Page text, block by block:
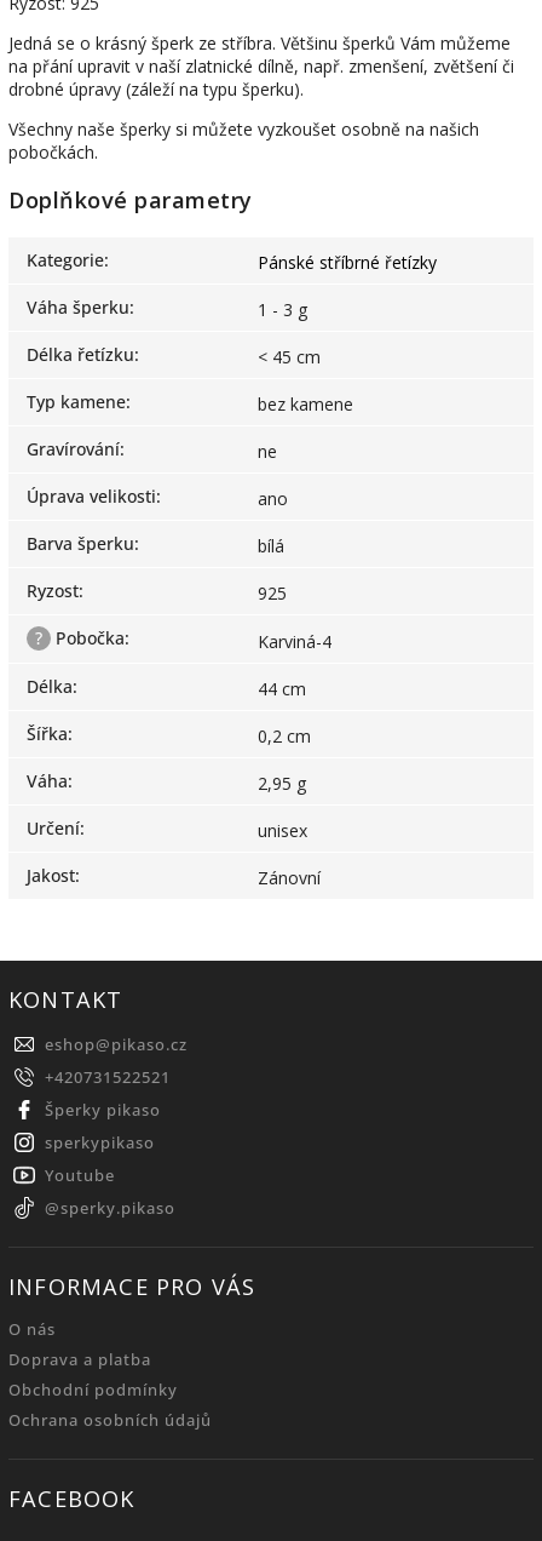
Jedná se o krásný šperk ze stříbra. Většinu šperků Vám můžeme
na přání upravit v naší zlatnické dílně, např. zmenšení, zvětšení či
drobné úpravy (záleží na typu šperku).
Všechny naše šperky si můžete vyzkoušet osobně na našich
pobočkách.
Doplňkové parametry
Kategorie:
Pánské stříbrné řetízky
Váha šperku:
1 - 3 g
Délka řetízku:
< 45 cm
Typ kamene:
bez kamene
Gravírování:
ne
Úprava velikosti:
ano
Barva šperku:
bílá
Ryzost:
925
?
Pobočka:
Karviná-4
Délka:
44 cm
Šířka:
0,2 cm
Váha:
2,95 g
Určení:
unisex
Jakost: Zánovní
KONTAKT
eshop@pikaso.cz
+420731522521
Šperky pikaso
sperkypikaso
Youtube
@sperky.pikaso
INFORMACE PRO VÁS
O nás
Doprava a platba
Obchodní podmínky
Ochrana osobních údajů
FACEBOOK